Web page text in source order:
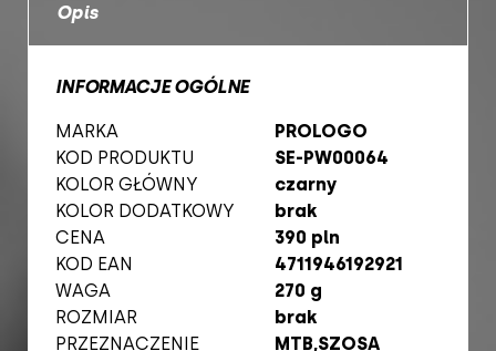
Opis
INFORMACJE OGÓLNE
MARKA
PROLOGO
KOD PRODUKTU
SE-PW00064
KOLOR GŁÓWNY
czarny
KOLOR DODATKOWY
brak
CENA
390 pln
KOD EAN
4711946192921
WAGA
270 g
ROZMIAR
brak
PRZEZNACZENIE
MTB,SZOSA